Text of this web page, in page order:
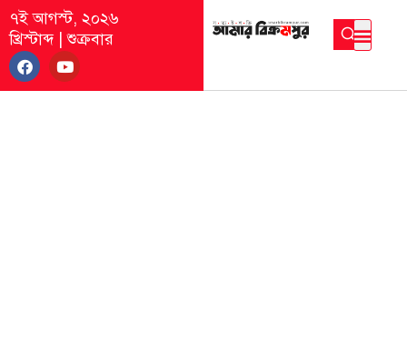
৭ই আগস্ট, ২০২৬
খ্রিস্টাব্দ|শুক্রবার